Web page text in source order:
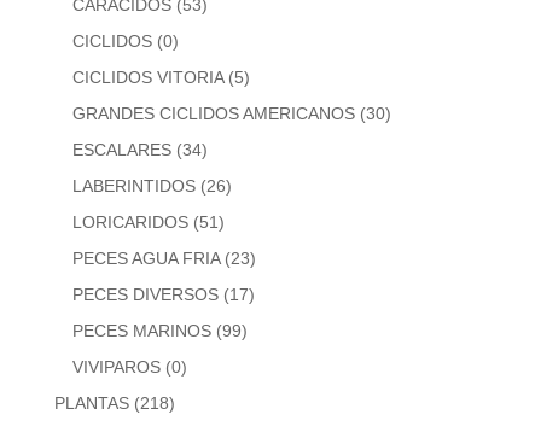
CARACIDOS (53)
CICLIDOS (0)
CICLIDOS VITORIA (5)
GRANDES CICLIDOS AMERICANOS (30)
ESCALARES (34)
LABERINTIDOS (26)
LORICARIDOS (51)
PECES AGUA FRIA (23)
PECES DIVERSOS (17)
PECES MARINOS (99)
VIVIPAROS (0)
PLANTAS (218)